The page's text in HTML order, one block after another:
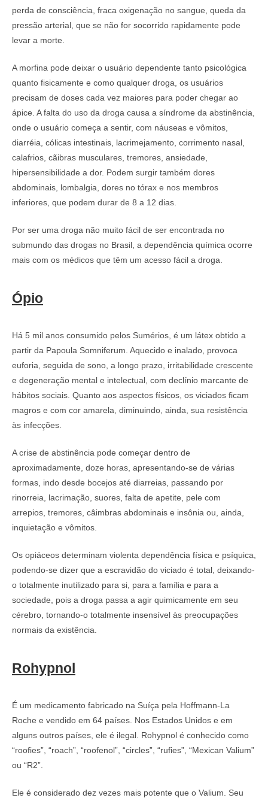
perda de consciência, fraca oxigenação no sangue, queda da
pressão arterial, que se não for socorrido rapidamente pode
levar a morte.
A morfina pode deixar o usuário dependente tanto psicológica
quanto fisicamente e como qualquer droga, os usuários
precisam de doses cada vez maiores para poder chegar ao
ápice. A falta do uso da droga causa a síndrome da abstinência,
onde o usuário começa a sentir, com náuseas e vômitos,
diarréia, cólicas intestinais, lacrimejamento, corrimento nasal,
calafrios, cãibras musculares, tremores, ansiedade,
hipersensibilidade a dor. Podem surgir também dores
abdominais, lombalgia, dores no tórax e nos membros
inferiores, que podem durar de 8 a 12 dias.
Por ser uma droga não muito fácil de ser encontrada no
submundo das drogas no Brasil, a dependência química ocorre
mais com os médicos que têm um acesso fácil a droga.
Ópio
Há 5 mil anos consumido pelos Sumérios, é um látex obtido a
partir da Papoula Somniferum. Aquecido e inalado, provoca
euforia, seguida de sono, a longo prazo, irritabilidade crescente
e degeneração mental e intelectual, com declínio marcante de
hábitos sociais. Quanto aos aspectos físicos, os viciados ficam
magros e com cor amarela, diminuindo, ainda, sua resistência
às infecções.
A crise de abstinência pode começar dentro de
aproximadamente, doze horas, apresentando-se de várias
formas, indo desde bocejos até diarreias, passando por
rinorreia, lacrimação, suores, falta de apetite, pele com
arrepios, tremores, câimbras abdominais e insônia ou, ainda,
inquietação e vômitos.
Os opiáceos determinam violenta dependência física e psíquica,
podendo-se dizer que a escravidão do viciado é total, deixando-
o totalmente inutilizado para si, para a família e para a
sociedade, pois a droga passa a agir quimicamente em seu
cérebro, tornando-o totalmente insensível às preocupações
normais da existência.
Rohypnol
É um medicamento fabricado na Suíça pela Hoffmann-La
Roche e vendido em 64 países. Nos Estados Unidos e em
alguns outros países, ele é ilegal. Rohypnol é conhecido como
“roofies”, “roach”, “roofenol”, “circles”, “rufies”, “Mexican Valium”
ou “R2”.
Ele é considerado dez vezes mais potente que o Valium. Seu